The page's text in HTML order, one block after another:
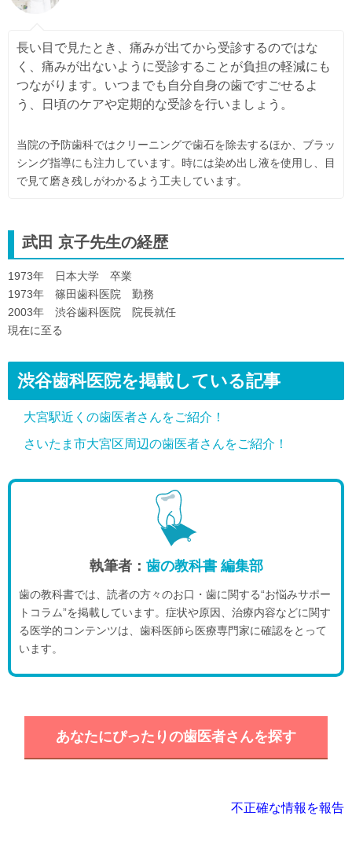
長い目で見たとき、痛みが出てから受診するのではな
く、痛みが出ないように受診することが負担の軽減にも
つながります。いつまでも自分自身の歯ですごせるよ
う、日頃のケアや定期的な受診を行いましょう。
当院の予防歯科ではクリーニングで歯石を除去するほか、ブラッ
シング指導にも注力しています。時には染め出し液を使用し、目
で見て磨き残しがわかるよう工夫しています。
武田 京子先生の経歴
1973年 日本大学 卒業
1973年 篠田歯科医院 勤務
2003年 渋谷歯科医院 院長就任
現在に至る
渋谷歯科医院を掲載している記事
大宮駅近くの歯医者さんをご紹介！
さいたま市大宮区周辺の歯医者さんをご紹介！
執筆者： 歯の教科書 編集部
歯の教科書では、読者の方々のお口・歯に関する“お悩みサポー
トコラム”を掲載しています。症状や原因、治療内容などに関す
る医学的コンテンツは、歯科医師ら医療専門家に確認をとって
います。
あなたにぴったりの歯医者さんを探す
不正確な情報を報告